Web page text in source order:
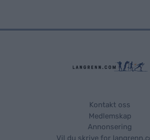
Kontakt oss
Medlemskap
Annonsering
Vil du skrive for